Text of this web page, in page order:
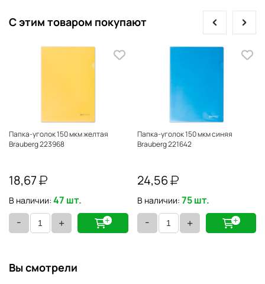
С этим товаром покупают
Папка-уголок 150 мкм желтая
Brauberg 223968
18,67
В наличии: 47 шт.
- +
Папка-уголок 150 мкм синяя
Brauberg 221642
24,56
В наличии: 75 шт.
- +
prev next
Вы смотрели